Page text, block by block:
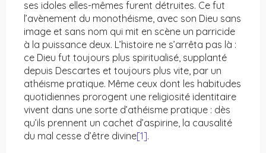
ses idoles elles-mêmes furent détruites. Ce fut
l’avènement du monothéisme, avec son Dieu sans
image et sans nom qui mit en scène un parricide
à la puissance deux. L’histoire ne s’arrêta pas là :
ce Dieu fut toujours plus spiritualisé, supplanté
depuis Descartes et toujours plus vite, par un
athéisme pratique. Même ceux dont les habitudes
quotidiennes prorogent une religiosité identitaire
vivent dans une sorte d’athéisme pratique : dès
qu’ils prennent un cachet d’aspirine, la causalité
du mal cesse d’être divine[1].